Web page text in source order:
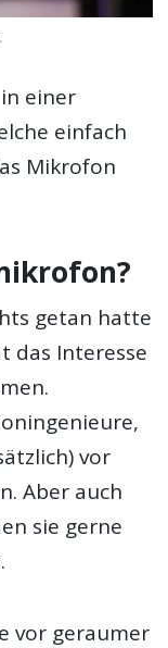
einer
einfach
Mikrofon
getan hatte
das Interesse
vor
Aber auch
sie gerne
vor geraumer